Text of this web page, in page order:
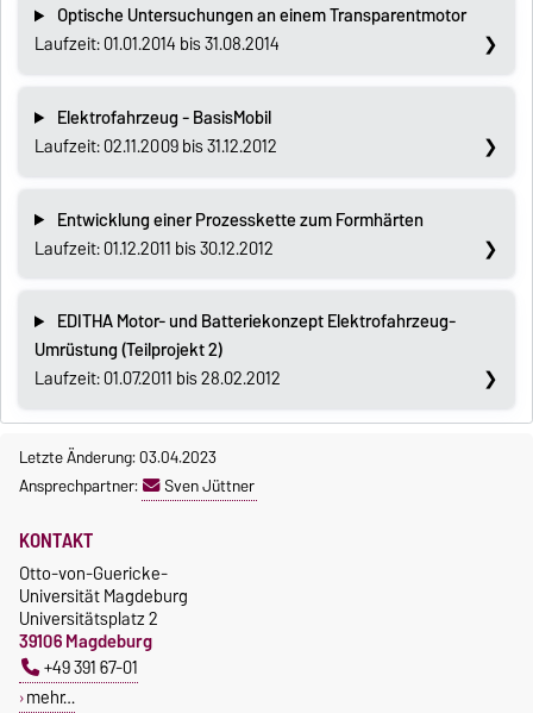
Optische Untersuchungen an einem Transparentmotor
Laufzeit: 01.01.2014 bis 31.08.2014
Elektrofahrzeug - BasisMobil
Laufzeit: 02.11.2009 bis 31.12.2012
Entwicklung einer Prozesskette zum Formhärten
Laufzeit: 01.12.2011 bis 30.12.2012
EDITHA Motor- und Batteriekonzept Elektrofahrzeug-
Umrüstung (Teilprojekt 2)
Laufzeit: 01.07.2011 bis 28.02.2012
Letzte Änderung: 03.04.2023
Ansprechpartner:
Sven Jüttner
KONTAKT
Otto-von-Guericke-
Universität Magdeburg
Universitätsplatz 2
39106 Magdeburg
+49 391 67-01
mehr…